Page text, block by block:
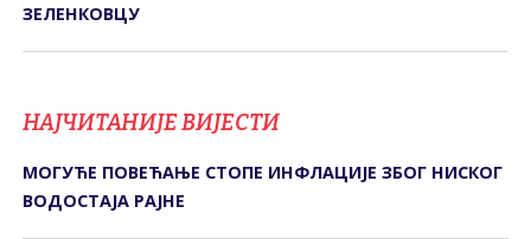
ЗЕЛЕНКОВЦУ
НАЈЧИТАНИЈЕ ВИЈЕСТИ
МОГУЋЕ ПОВЕЋАЊЕ СТОПЕ ИНФЛАЦИЈЕ ЗБОГ НИСКОГ
ВОДОСТАЈА РАЈНЕ